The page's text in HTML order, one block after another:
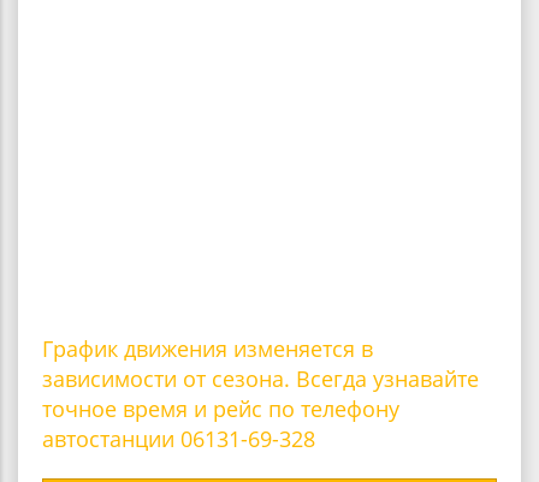
График движения изменяется в
зависимости от сезона. Всегда узнавайте
точное время и рейс по телефону
автостанции 06131-69-328